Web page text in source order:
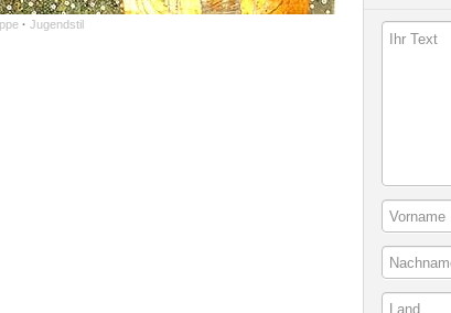
· Jugendstil